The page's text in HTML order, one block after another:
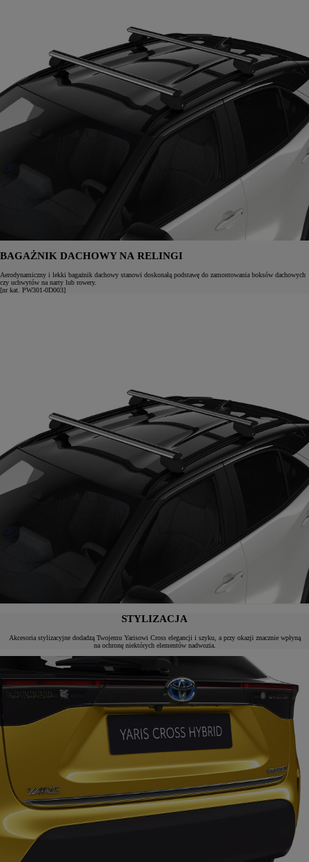
BAGAŻNIK DACHOWY NA RELINGI
Aerodynamiczny i lekki bagażnik dachowy stanowi doskonałą podstawę do zamontowania boksów dachowych
czy uchwytów na narty lub rowery.
[nr kat. PW301-0D003]
STYLIZACJA
Akcesoria stylizacyjne dodadzą Twojemu Yarisowi Cross elegancji i szyku, a przy okazji znacznie wpłyną
na ochronę niektórych elementów nadwozia.